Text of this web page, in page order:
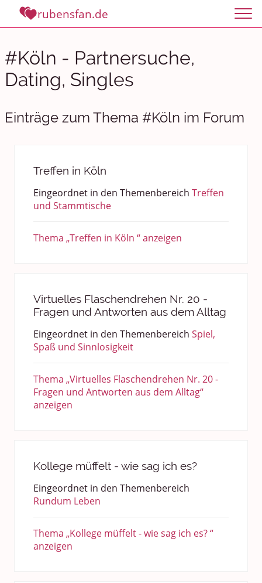
rubensfan.de
#Köln - Partnersuche,
Dating, Singles
Einträge zum Thema #Köln im Forum
Treffen in Köln
Eingeordnet in den Themenbereich Treffen
und Stammtische
Thema „Treffen in Köln “ anzeigen
Virtuelles Flaschendrehen Nr. 20 -
Fragen und Antworten aus dem Alltag
Eingeordnet in den Themenbereich Spiel,
Spaß und Sinnlosigkeit
Thema „Virtuelles Flaschendrehen Nr. 20 -
Fragen und Antworten aus dem Alltag“
anzeigen
Kollege müffelt - wie sag ich es?
Eingeordnet in den Themenbereich
Rundum Leben
Thema „Kollege müffelt - wie sag ich es? “
anzeigen